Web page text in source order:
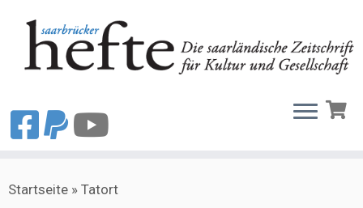
Inhalt
Startseite » Tatort